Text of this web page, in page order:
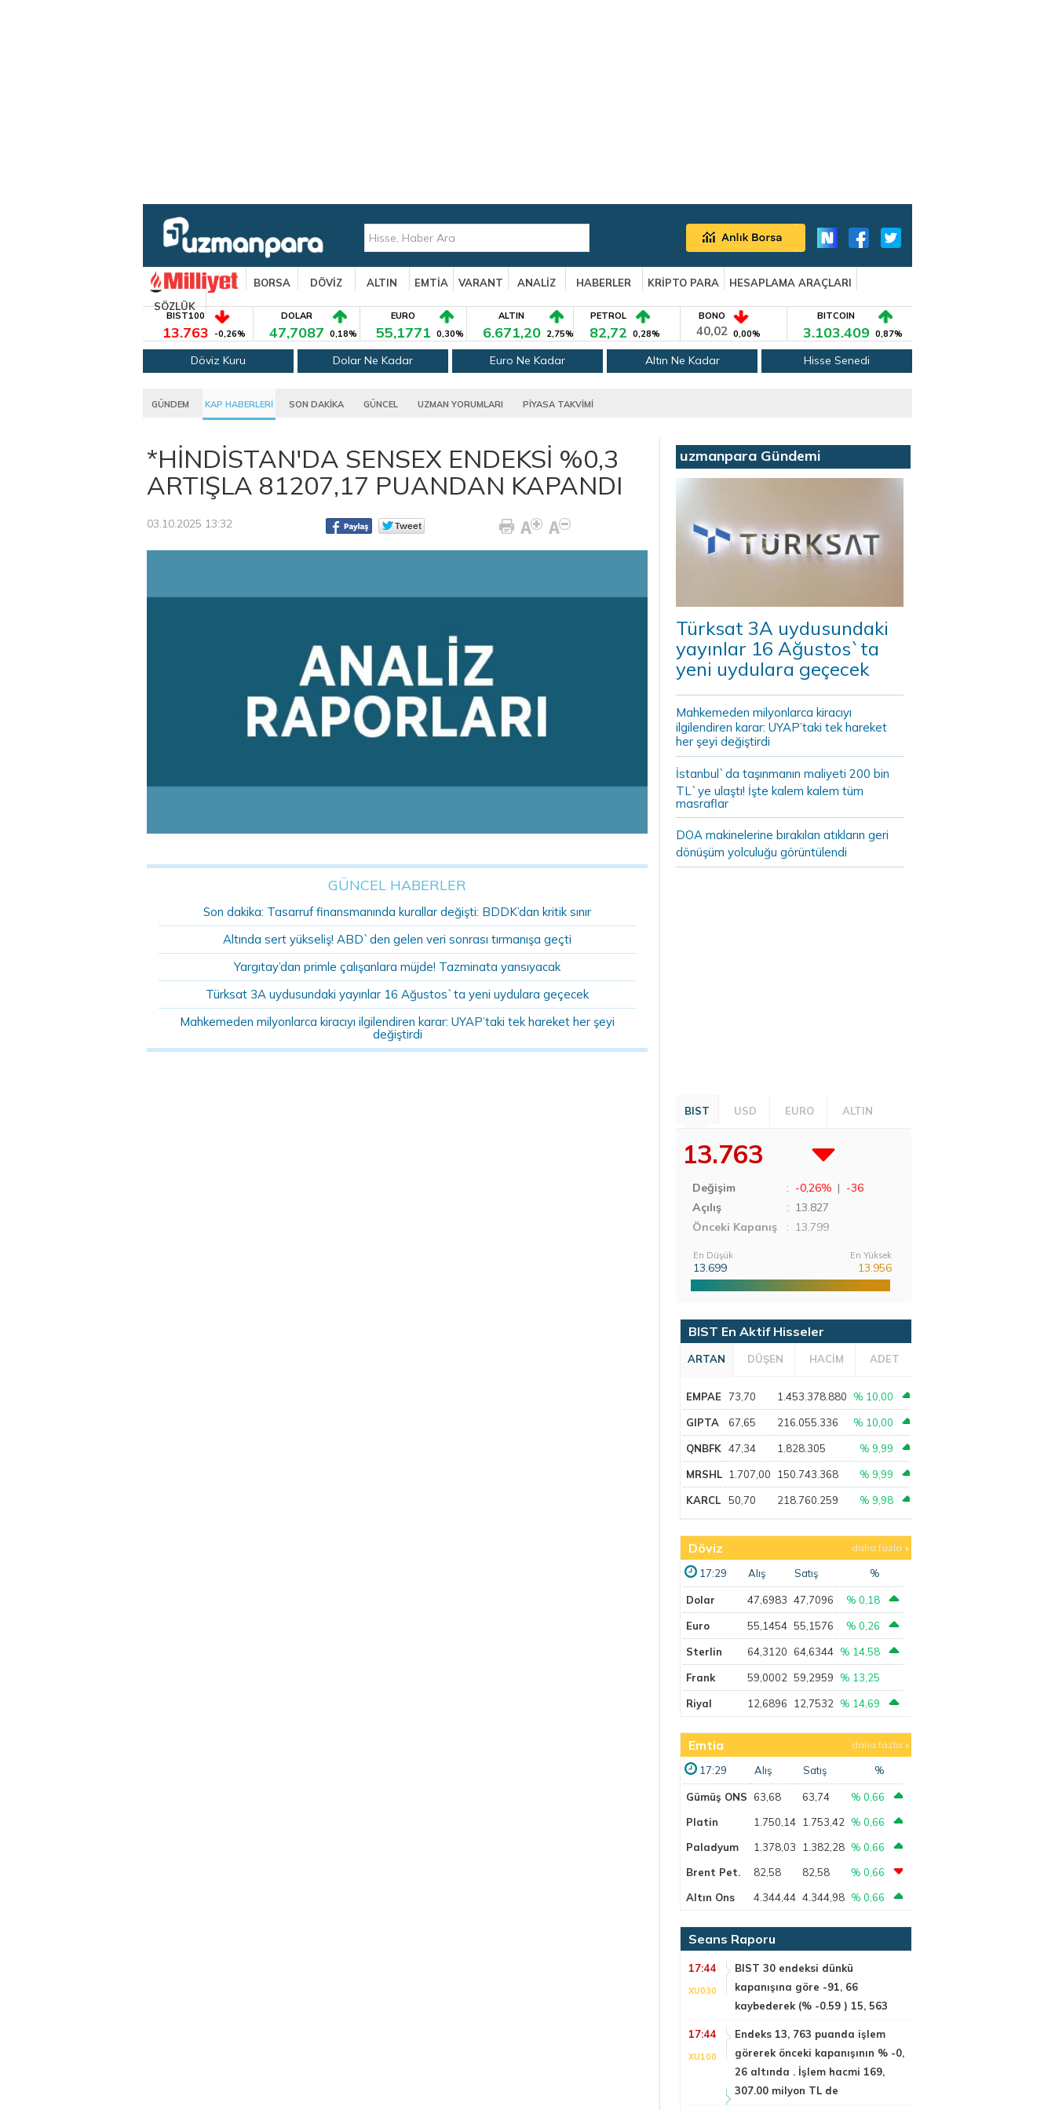
BORSA DÖVİZ ALTIN EMTİA VARANT ANALİZ HABERLER KRİPTO PARA
HESAPLAMA ARAÇLARI
SÖZLÜK
BIST100
13.763 -0,26%
DOLAR
47,7087 0,18%
EURO
55,1771 0,30%
ALTIN
6.671,20 2,75%
PETROL
82,72 0,28%
BONO
40,02 0,00%
BITCOIN
3.103.409 0,87%
Döviz Kuru Dolar Ne Kadar Euro Ne Kadar Altın Ne Kadar Hisse Senedi
GÜNDEM KAP HABERLERİ SON DAKİKA GÜNCEL UZMAN YORUMLARI PİYASA TAKVİMİ
*HİNDİSTAN'DA SENSEX ENDEKSİ %0,3
ARTIŞLA 81207,17 PUANDAN KAPANDI
03.10.2025 13:32
GÜNCEL HABERLER
Son dakika: Tasarruf finansmanında kurallar değişti: BDDK’dan kritik sınır
Altında sert yükseliş! ABD`den gelen veri sonrası tırmanışa geçti
Yargıtay’dan primle çalışanlara müjde! Tazminata yansıyacak
Türksat 3A uydusundaki yayınlar 16 Ağustos`ta yeni uydulara geçecek
Mahkemeden milyonlarca kiracıyı ilgilendiren karar: UYAP’taki tek hareket her şeyi
değiştirdi
uzmanpara Gündemi
Türksat 3A uydusundaki
yayınlar 16 Ağustos`ta
yeni uydulara geçecek
Mahkemeden milyonlarca kiracıyı
ilgilendiren karar: UYAP’taki tek hareket
her şeyi değiştirdi
İstanbul`da taşınmanın maliyeti 200 bin
TL`ye ulaştı! İşte kalem kalem tüm
masraflar
DOA makinelerine bırakılan atıkların geri
dönüşüm yolculuğu görüntülendi
BIST USD EURO ALTIN
13.763
Değişim : -0,26% | -36
Açılış
: 13.827
Önceki Kapanış
: 13.799
En Düşük
13.699
En Yüksek
13.956
BIST En Aktif Hisseler
ARTAN DÜŞEN HACİM ADET
EMPAE 73,70 1.453.378.880 % 10,00
GIPTA 67,65 216.055.336 % 10,00
QNBFK 47,34 1.828.305 % 9,99
MRSHL 1.707,00 150.743.368 % 9,99
KARCL 50,70 218.760.259 % 9,98
Döviz daha fazla
17:29 Alış Satış %
Dolar 47,6983 47,7096 % 0,18
Euro 55,1454 55,1576 % 0,26
Sterlin 64,3120 64,6344 % 14,58
Frank 59,0002 59,2959 % 13,25
Riyal 12,6896 12,7532 % 14,69
Emtia daha fazla
17:29 Alış Satış %
Gümüş ONS 63,68 63,74
% 0,66
Platin
1.750,14 1.753,42
% 0,66
Paladyum
1.378,03 1.382,28 % 0,66
Brent Pet.
82,58 82,58
% 0,66
Altın Ons
4.344,44 4.344,98 % 0,66
Seans Raporu
17:44
XU030
BIST 30 endeksi dünkü
kapanışına göre -91, 66
kaybederek (% -0.59 ) 15, 563
17:44
XU100
Endeks 13, 763 puanda işlem
görerek önceki kapanışının % -0,
26 altında . İşlem hacmi 169,
307.00 milyon TL de